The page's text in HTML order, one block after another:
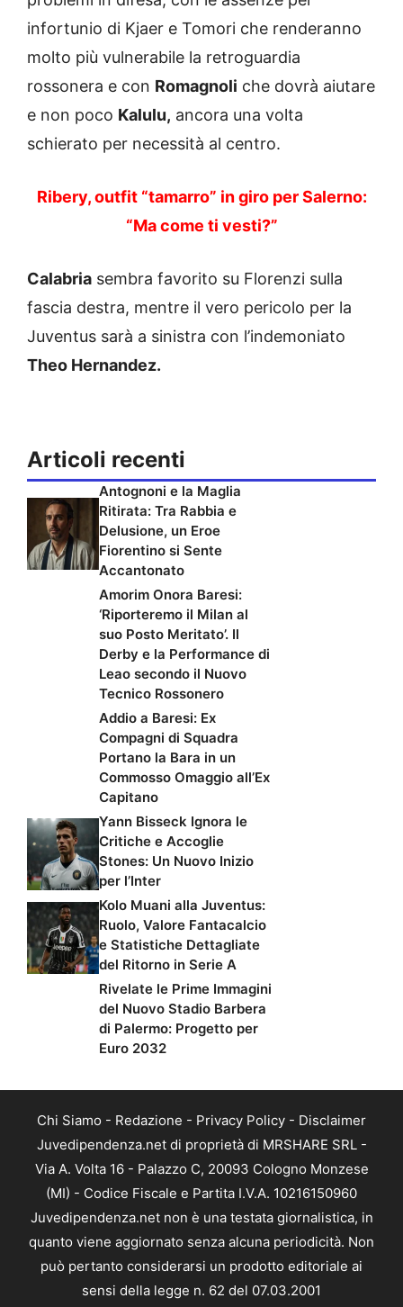
infortunio di Kjaer e Tomori che renderanno
molto più vulnerabile la retroguardia
rossonera e con Romagnoli che dovrà aiutare
e non poco Kalulu, ancora una volta
schierato per necessità al centro.
Ribery, outfit “tamarro” in giro per Salerno:
“Ma come ti vesti?”
Calabria sembra favorito su Florenzi sulla
fascia destra, mentre il vero pericolo per la
Juventus sarà a sinistra con l’indemoniato
Theo Hernandez.
Articoli recenti
Antognoni e la Maglia
Ritirata: Tra Rabbia e
Delusione, un Eroe
Fiorentino si Sente
Accantonato
Amorim Onora Baresi:
‘Riporteremo il Milan al
suo Posto Meritato’. Il
Derby e la Performance di
Leao secondo il Nuovo
Tecnico Rossonero
Addio a Baresi: Ex
Compagni di Squadra
Portano la Bara in un
Commosso Omaggio all’Ex
Capitano
Yann Bisseck Ignora le
Critiche e Accoglie
Stones: Un Nuovo Inizio
per l’Inter
Kolo Muani alla Juventus:
Ruolo, Valore Fantacalcio
e Statistiche Dettagliate
del Ritorno in Serie A
Rivelate le Prime Immagini
del Nuovo Stadio Barbera
di Palermo: Progetto per
Euro 2032
Chi Siamo - Redazione - Privacy Policy - Disclaimer
Juvedipendenza.net di proprietà di MRSHARE SRL -
Via A. Volta 16 - Palazzo C, 20093 Cologno Monzese
(MI) - Codice Fiscale e Partita I.V.A. 10216150960
Juvedipendenza.net non è una testata giornalistica, in
quanto viene aggiornato senza alcuna periodicità. Non
può pertanto considerarsi un prodotto editoriale ai
sensi della legge n. 62 del 07.03.2001